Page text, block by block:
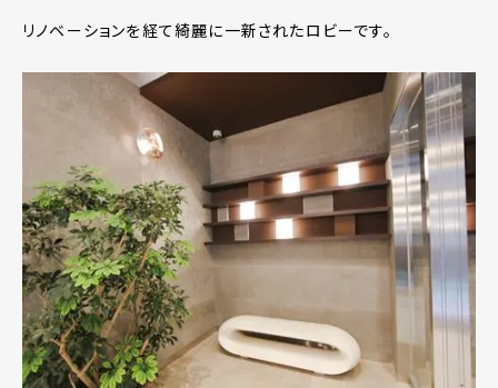
リノベーションを経て綺麗に一新されたロビーです。